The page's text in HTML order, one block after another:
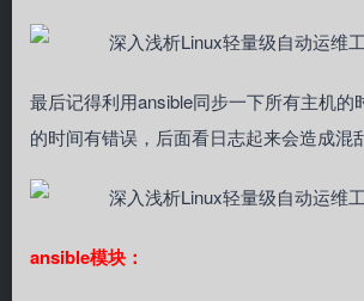
最后记得利用ansible同步一下所有主机的
的时间有错误，后面看日志起来会造成混
ansible模块：